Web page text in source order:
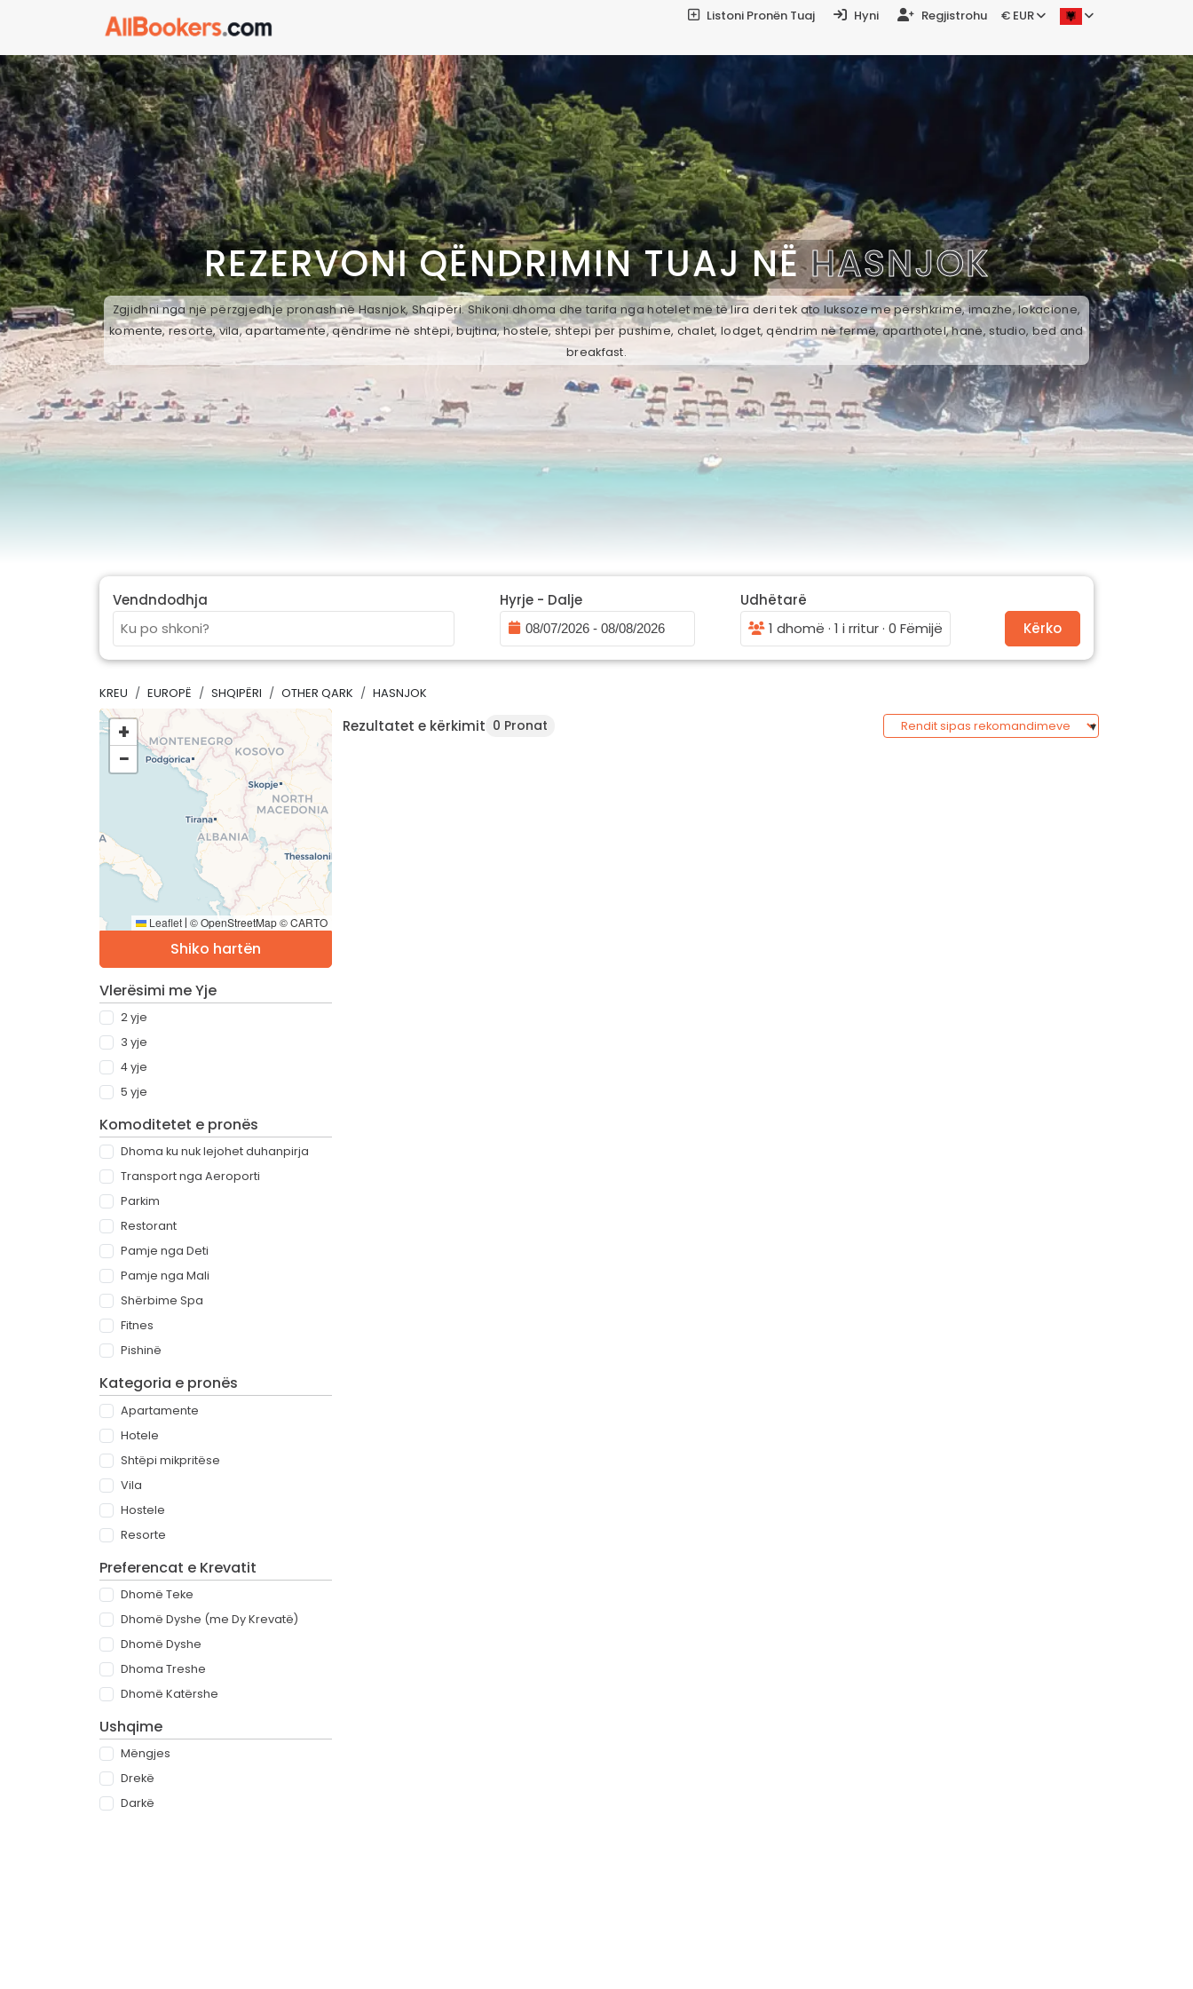
Listoni Pronën Tuaj Hyni Regjistrohu € EUR
REZERVONI QËNDRIMIN TUAJ NËHASNJOK
Zgjidhni nga një përzgjedhje pronash në Hasnjok, Shqipëri. Shikoni dhoma dhe tarifa nga hotelet më të lira deri tek ato luksoze me përshkrime, imazhe, lokacione,
komente, resorte, vila, apartamente, qëndrime në shtëpi, bujtina, hostele, shtepi per pushime, chalet, lodget, qëndrim në fermë, aparthotel, hanë, studio, bed and
breakfast.
Vendndodhja Hyrje - Dalje
Udhëtarë
1 dhomë · 1 i rritur · 0 Fëmijë
Kërko
KREU EUROPË SHQIPËRI OTHER QARK HASNJOK
+
−
Leaflet | © OpenStreetMap © CARTO
Shiko hartën
Vlerësimi me Yje
2 yje
3 yje
4 yje
5 yje
Komoditetet e pronës
Dhoma ku nuk lejohet duhanpirja
Transport nga Aeroporti
Parkim
Restorant
Pamje nga Deti
Pamje nga Mali
Shërbime Spa
Fitnes
Pishinë
Kategoria e pronës
Apartamente
Hotele
Shtëpi mikpritëse
Vila
Hostele
Resorte
Preferencat e Krevatit
Dhomë Teke
Dhomë Dyshe (me Dy Krevatë)
Dhomë Dyshe
Dhoma Treshe
Dhomë Katërshe
Ushqime
Mëngjes
Drekë
Darkë
Rezultatet e kërkimit 0 Pronat